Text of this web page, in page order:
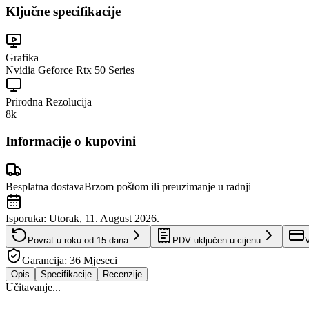
Ključne specifikacije
Grafika
Nvidia Geforce Rtx 50 Series
Prirodna Rezolucija
8k
Informacije o kupovini
Besplatna dostavaBrzom poštom ili preuzimanje u radnji
Isporuka: Utorak, 11. August 2026.
Povrat u roku od 15 dana PDV uključen u cijenu
Garancija: 36 Mjeseci
Opis Specifikacije Recenzije
Učitavanje...